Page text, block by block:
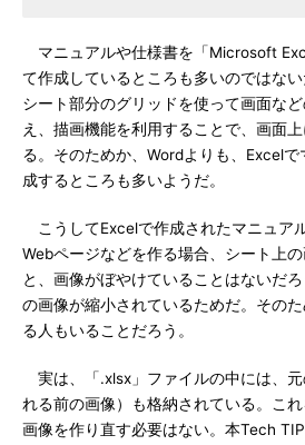
マニュアルや仕様書を「Microsoft
て作成しているところも多いのではない
シート部分のグリッドを使って画面な
え、描画機能を利用することで、画面
る。そのためか、Wordよりも、Excel
成するところも多いようだ。
こうしてExcelで作成されたマニュア
Webページなどを作る場合、シート上
と、画像がぼやけていることはないだ
の画像が縮小されているためだ。その
る人もいることだろう。
実は、「.xlsx」ファイルの中には、元
れる前の画像）も格納されている。こ
画像を作り直す必要はない。本Tech